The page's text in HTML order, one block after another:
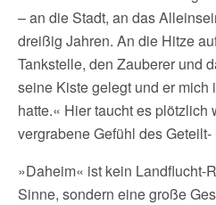
– an die Stadt, an das
dreißig Jahren. An die Hitze
Tankstelle, den Zauberer und
seine Kiste gelegt und er mich
hatte.« Hier taucht es plötzlich
vergrabene Gefühl des
»Daheim« ist kein Landflucht-
Sinne, sondern eine große